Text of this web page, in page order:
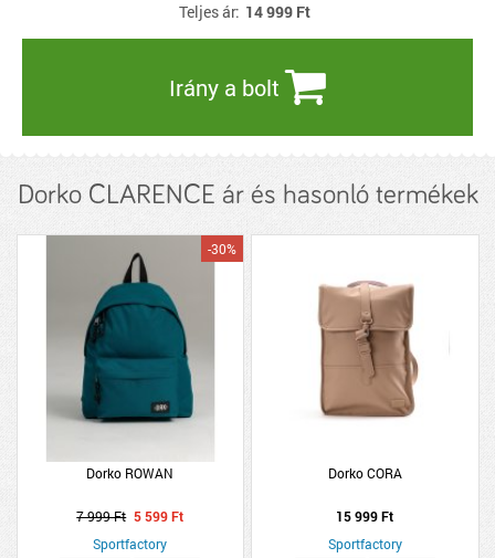
Teljes ár: 14 999 Ft
Irány a bolt
Dorko CLARENCE ár és hasonló termékek
Dorko ROWAN
-30%
7 999 Ft 5 599 Ft
Sportfactory
Dorko CORA
15 999 Ft
Sportfactory